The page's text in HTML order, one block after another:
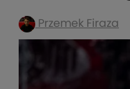
Przemek Firaza